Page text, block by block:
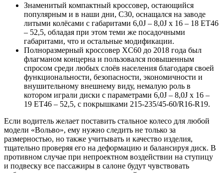
Знаменитый компактный кроссовер, остающийся
популярным и в наши дни, С30, оснащался на заводе
литыми колёсами с габаритами 6,0J – 8,0J x 16 – 18 ET46
– 52,5, обладая при этом теми же посадочными
габаритами, что и остальные модификации.
Полноразмерный кроссовер XC60 до 2018 года был
флагманом концерна и пользовался повышенным
спросом среди любых слоёв населения благодаря своей
функциональности, безопасности, экономичности и
внушительному внешнему виду, немалую роль в
котором играли диски с параметрами 6,0J – 8,0J x 16 –
19 ET46 – 52,5, с покрышками 215-235/45-60/R16-R19.
Если водитель желает поставить стальное колесо для любой
модели «Вольво», ему нужно следить не только за
размерностью, но также учитывать и качество изделия,
тщательно проверяя его на деформацию и балансируя диск. В
противном случае при непроектном воздействии на ступицу
и подвеску все пассажиры в салоне будут чувствовать